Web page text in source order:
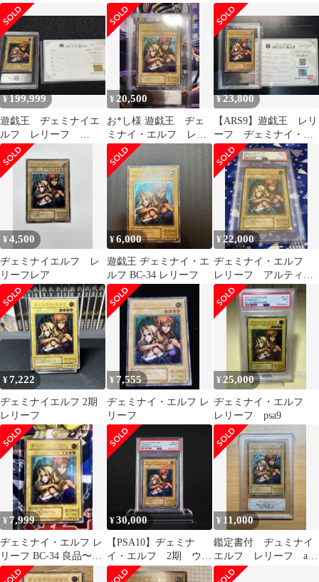
初期 ブースター4
BOOSTER
リーフ 鑑定書付
¥199,999
遊戯王 ヂェミナイエ
ルフ レリーフ
ARS10 鑑定書付
¥ 20,500
お*し様 遊戯王 ヂェ
ミナイ・エルフ レリ
ーフ ars9
¥23,800
【ARS9】遊戯王 レリ
ーフ ヂェミナイ・エ
ルフ 鑑定書付
¥4,500
ヂェミナイエルフ レ
リーフレア
¥6,000
遊戯王 ヂェミナイ・エ
ルフ BC-34 レリーフ
¥ 22,000
ヂェミナイ・エルフ
レリーフ アルティメ
ットレア PSA 9
¥7,222
ヂェミナイエルフ 2期
レリーフ
¥ 7,555
ヂェミナイ・エルフ レ
リーフ
¥ 25,000
ヂェミナイ・エルフ
レリーフ psa9
¥ 7,999
ヂェミナイ・エルフ レ
リーフ BC-34 良品〜美
品クラス
¥30,000
【PSA10】ヂェミナ
イ・エルフ 2期 ウル
トラレア UR BC-34
¥ 11,000
鑑定書付 ヂュミナイ
エルフ レリーフ ars
鑑定 BC-34